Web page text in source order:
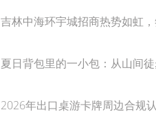
吉林中海环宇城招商热势如虹
夏日背包里的一小包：从山间
2026年出口桌游卡牌周边合规